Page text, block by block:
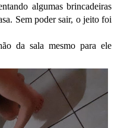
algumas brincadeiras
Sem poder sair, o jeito foi
da sala mesmo para ele